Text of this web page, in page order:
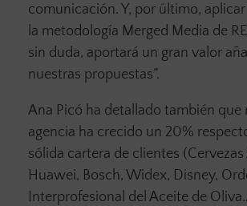
comunicación. Y, por último, aplicar
la metodología Merged Media de
sin duda, aportará un gran valor
nuestras propuestas”.
Ana Picó ha detallado también que
agencia ha crecido un 20%
sólida cartera de clientes
Huawei, Bosch, Widex, Disney,
Interprofesional del Aceite de